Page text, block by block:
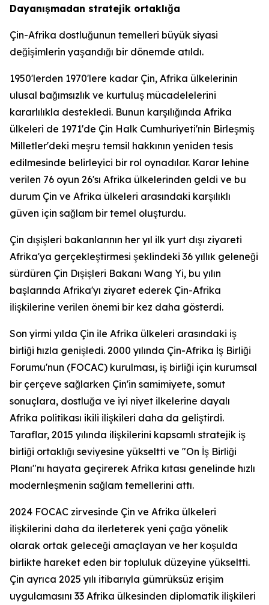
Dayanışmadan stratejik ortaklığa
Çin-Afrika dostluğunun temelleri büyük siyasi
değişimlerin yaşandığı bir dönemde atıldı.
1950'lerden 1970'lere kadar Çin, Afrika ülkelerinin
ulusal bağımsızlık ve kurtuluş mücadelelerini
kararlılıkla destekledi. Bunun karşılığında Afrika
ülkeleri de 1971'de Çin Halk Cumhuriyeti'nin Birleşmiş
Milletler'deki meşru temsil hakkının yeniden tesis
edilmesinde belirleyici bir rol oynadılar. Karar lehine
verilen 76 oyun 26'sı Afrika ülkelerinden geldi ve bu
durum Çin ve Afrika ülkeleri arasındaki karşılıklı
güven için sağlam bir temel oluşturdu.
Çin dışişleri bakanlarının her yıl ilk yurt dışı ziyareti
Afrika'ya gerçekleştirmesi şeklindeki 36 yıllık geleneği
sürdüren Çin Dışişleri Bakanı Wang Yi, bu yılın
başlarında Afrika'yı ziyaret ederek Çin-Afrika
ilişkilerine verilen önemi bir kez daha gösterdi.
Son yirmi yılda Çin ile Afrika ülkeleri arasındaki iş
birliği hızla genişledi. 2000 yılında Çin-Afrika İş Birliği
Forumu'nun (FOCAC) kurulması, iş birliği için kurumsal
bir çerçeve sağlarken Çin'in samimiyete, somut
sonuçlara, dostluğa ve iyi niyet ilkelerine dayalı
Afrika politikası ikili ilişkileri daha da geliştirdi.
Taraflar, 2015 yılında ilişkilerini kapsamlı stratejik iş
birliği ortaklığı seviyesine yükseltti ve "On İş Birliği
Planı"nı hayata geçirerek Afrika kıtası genelinde hızlı
modernleşmenin sağlam temellerini attı.
2024 FOCAC zirvesinde Çin ve Afrika ülkeleri
ilişkilerini daha da ilerleterek yeni çağa yönelik
olarak ortak geleceği amaçlayan ve her koşulda
birlikte hareket eden bir topluluk düzeyine yükseltti.
Çin ayrıca 2025 yılı itibarıyla gümrüksüz erişim
uygulamasını 33 Afrika ülkesinden diplomatik ilişkileri